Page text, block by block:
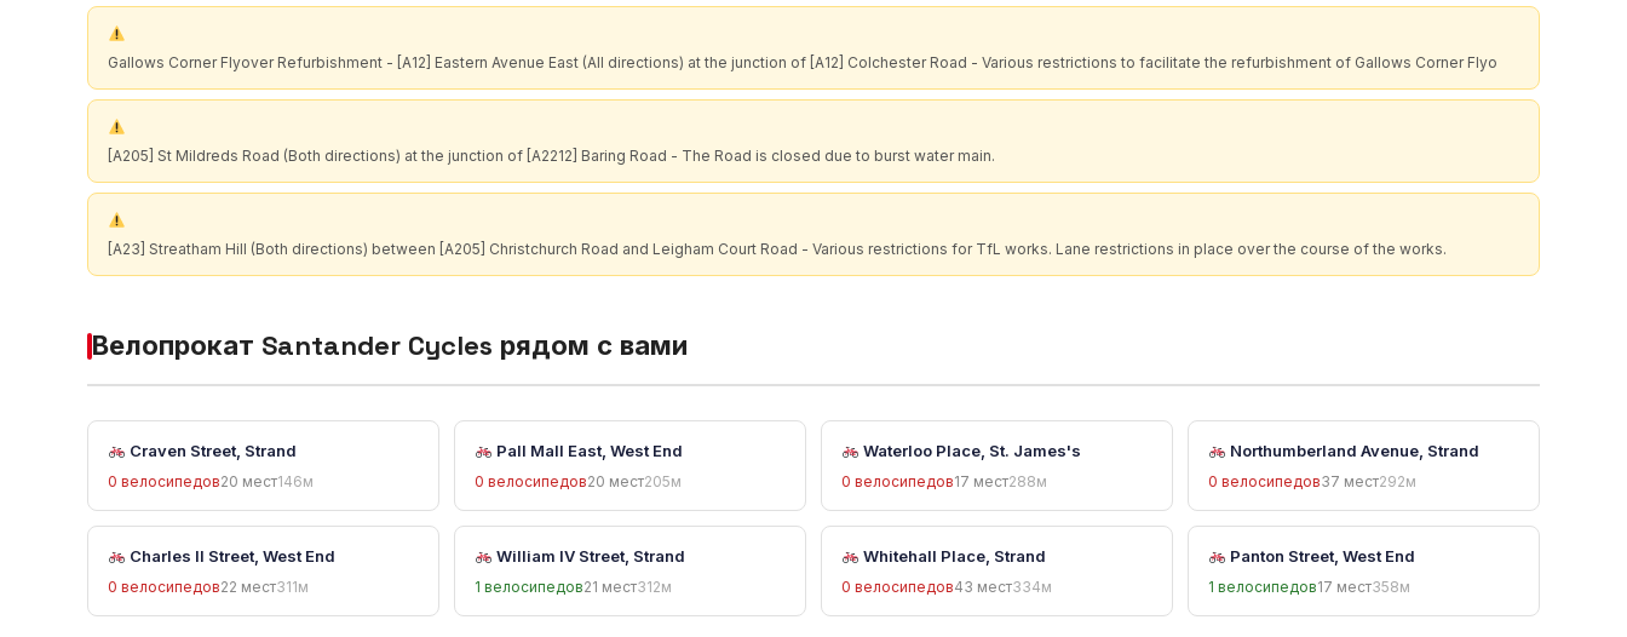
Gallows Corner Flyover Refurbishment - [A12] Eastern Avenue East (All directions) at the junction of [A12] Colchester Road - Various restrictions to facilitate the refurbishment of Gallows Corner Flyo
[A205] St Mildreds Road (Both directions) at the junction of [A2212] Baring Road - The Road is closed due to burst water main.
[A23] Streatham Hill (Both directions) between [A205] Christchurch Road and Leigham Court Road - Various restrictions for TfL works. Lane restrictions in place over the course of the works.
Велопрокат Santander Cycles рядом с вами
Craven Street, Strand
0 велосипедов20 мест146м
Pall Mall East, West End
0 велосипедов20 мест205м
Waterloo Place, St. James's
0 велосипедов17 мест288м
Northumberland Avenue, Strand
0 велосипедов37 мест292м
Charles II Street, West End
0 велосипедов22 мест311м
William IV Street, Strand
1 велосипедов21 мест312м
Whitehall Place, Strand
0 велосипедов43 мест334м
Panton Street, West End
1 велосипедов17 мест358м